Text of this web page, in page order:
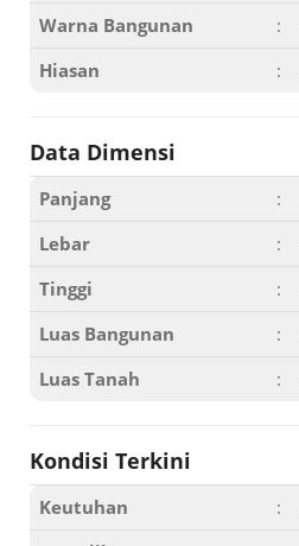
Warna Bangunan
:
Hiasan
:
Data Dimensi
Panjang :
Lebar
:
Tinggi
:
Luas Bangunan
:
Luas Tanah
:
Kondisi Terkini
Keutuhan :